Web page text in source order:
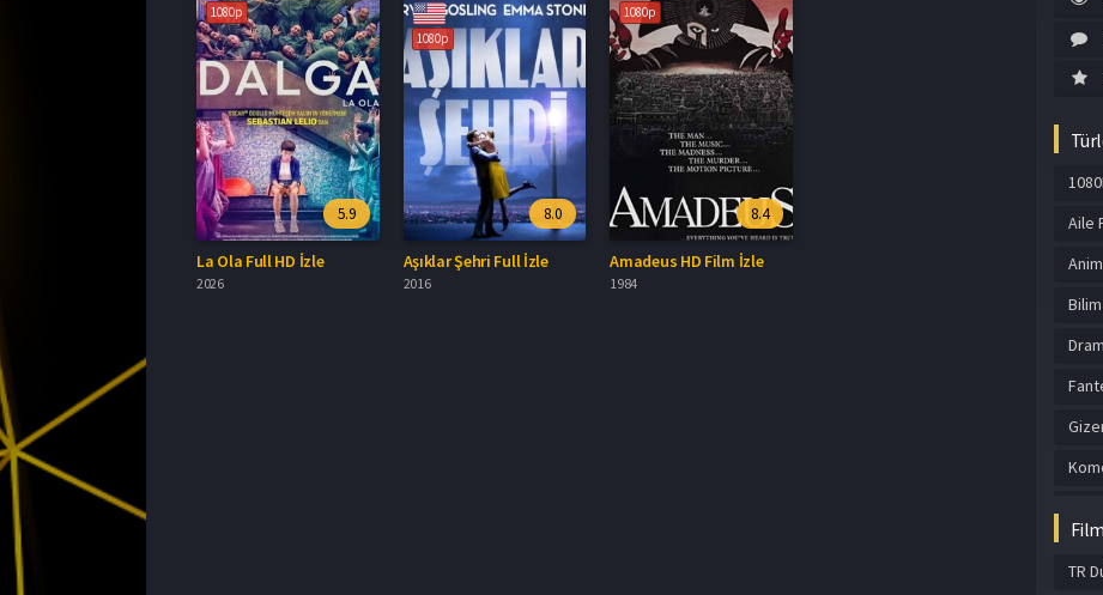
1080p
5.9
La Ola Full HD İzle
2026
1080p
8.0
Aşıklar Şehri Full İzle
2016
1080p
8.4
Amadeus HD Film İzle
1984
Aile
TR